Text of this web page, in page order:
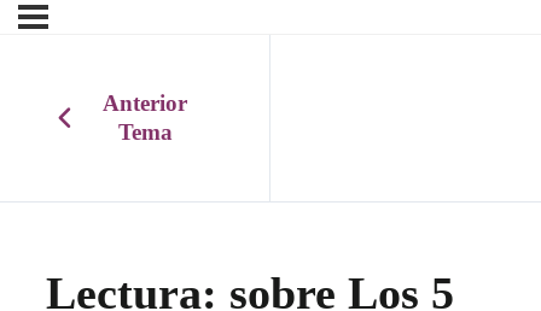
Anterior
Tema
Lectura: sobre Los 5